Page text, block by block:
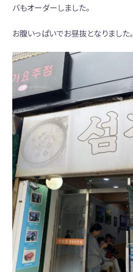
バもオーダーしました。
お腹いっぱいでお昼抜となりました。